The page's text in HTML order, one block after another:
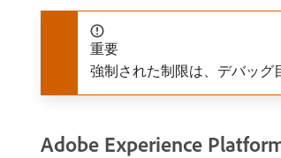
重要
強制された制限は、デバッグ
Adobe Experience